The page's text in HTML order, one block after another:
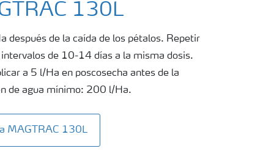
130L
después de la caída de los pétalos. Repetir
intervalos de 10-14 días a la misma dosis.
a 5 l/Ha en poscosecha antes de la
de agua mínimo: 200 l/Ha.
MAGTRAC 130L